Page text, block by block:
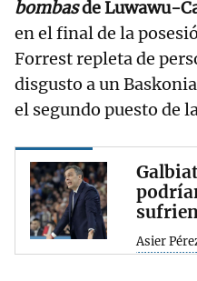
bombasde Luwawu-
en el final de la
Forrest repleta de
disgusto a un
el segundo puesto de
Asier